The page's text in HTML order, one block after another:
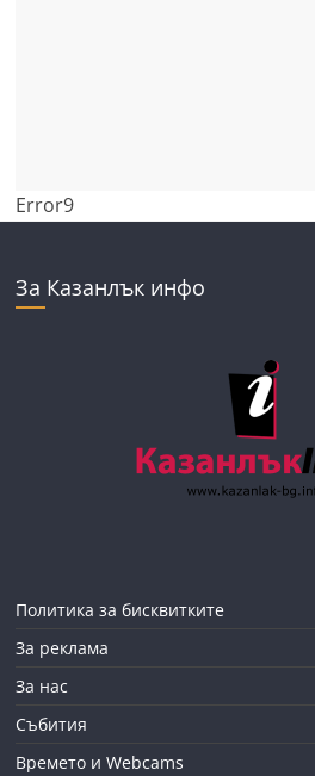
Error9
За Казанлък инфо
Политика за бисквитките
За реклама
За нас
Събития
Времето и Webcams